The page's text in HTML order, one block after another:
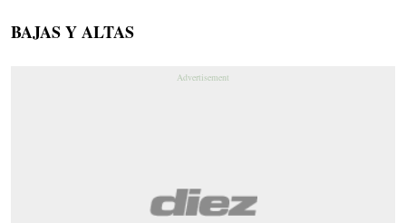
BAJAS Y ALTAS